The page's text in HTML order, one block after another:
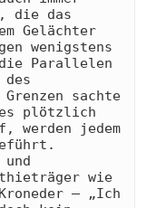
die das
Gelächter
wenigstens
die Parallelen
des
sachte
plötzlich
werden jedem
wie
– „Ich